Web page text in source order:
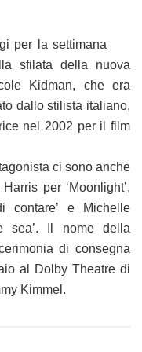
per la settimana
sfilata della nuova
Kidman, che era
dallo stilista italiano,
nel 2002 per il film
ci sono anche
per ‘Moonlight’,
contare’ e Michelle
sea’. Il nome della
di consegna
al Dolby Theatre di
Kimmel.